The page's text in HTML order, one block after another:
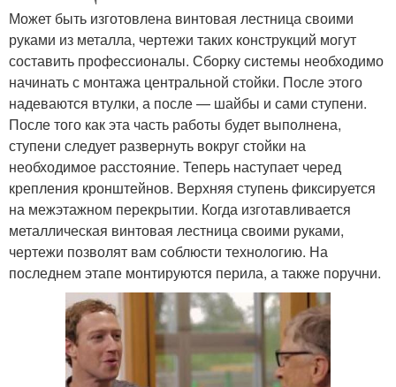
Может быть изготовлена винтовая лестница своими
руками из металла, чертежи таких конструкций могут
составить профессионалы. Сборку системы необходимо
начинать с монтажа центральной стойки. После этого
надеваются втулки, а после — шайбы и сами ступени.
После того как эта часть работы будет выполнена,
ступени следует развернуть вокруг стойки на
необходимое расстояние. Теперь наступает черед
крепления кронштейнов. Верхняя ступень фиксируется
на межэтажном перекрытии. Когда изготавливается
металлическая винтовая лестница своими руками,
чертежи позволят вам соблюсти технологию. На
последнем этапе монтируются перила, а также поручни.